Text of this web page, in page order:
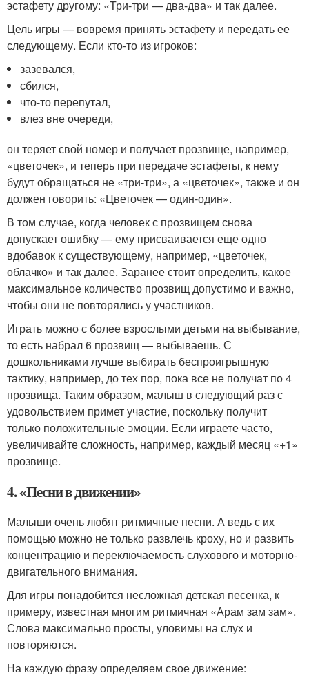
эстафету другому: «Три-три — два-два» и так далее.
Цель игры — вовремя принять эстафету и передать ее
следующему. Если кто-то из игроков:
зазевался,
сбился,
что-то перепутал,
влез вне очереди,
он теряет свой номер и получает прозвище, например,
«цветочек», и теперь при передаче эстафеты, к нему
будут обращаться не «три-три», а «цветочек», также и он
должен говорить: «Цветочек — один-один».
В том случае, когда человек с прозвищем снова
допускает ошибку — ему присваивается еще одно
вдобавок к существующему, например, «цветочек,
облачко» и так далее. Заранее стоит определить, какое
максимальное количество прозвищ допустимо и важно,
чтобы они не повторялись у участников.
Играть можно с более взрослыми детьми на выбывание,
то есть набрал 6 прозвищ — выбываешь. С
дошкольниками лучше выбирать беспроигрышную
тактику, например, до тех пор, пока все не получат по 4
прозвища. Таким образом, малыш в следующий раз с
удовольствием примет участие, поскольку получит
только положительные эмоции. Если играете часто,
увеличивайте сложность, например, каждый месяц «+1»
прозвище.
4. «Песни в движении»
Малыши очень любят ритмичные песни. А ведь с их
помощью можно не только развлечь кроху, но и развить
концентрацию и переключаемость слухового и моторно-
двигательного внимания.
Для игры понадобится несложная детская песенка, к
примеру, известная многим ритмичная «Арам зам зам».
Слова максимально просты, уловимы на слух и
повторяются.
На каждую фразу определяем свое движение: